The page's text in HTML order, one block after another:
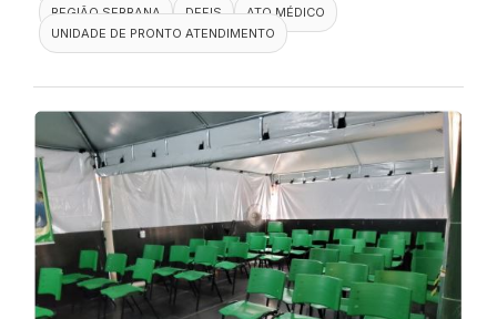
REGIÃO SERRANA
DEFIS
ATO MÉDICO
UNIDADE DE PRONTO ATENDIMENTO